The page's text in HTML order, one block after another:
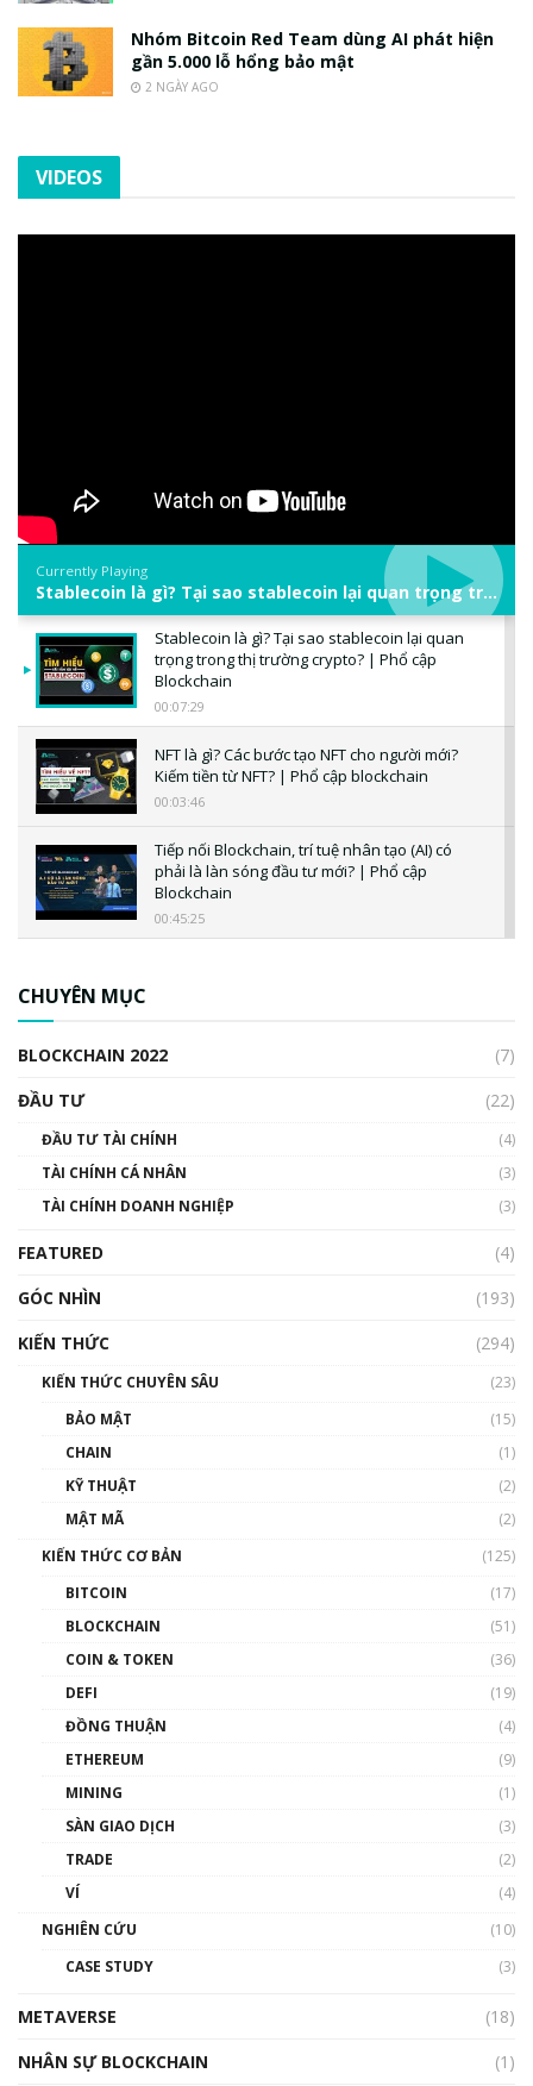
Nhóm Bitcoin Red Team dùng AI phát hiện
gần 5.000 lỗ hổng bảo mật
2 NGÀY AGO
VIDEOS
Currently Playing
Stablecoin là gì? Tại sao stablecoin lại quan trọng trong thị trường crypto? | Phổ cập Blockchain
Stablecoin là gì? Tại sao stablecoin lại quan
trọng trong thị trường crypto? | Phổ cập
Blockchain
00:07:29
NFT là gì? Các bước tạo NFT cho người mới?
Kiếm tiền từ NFT? | Phổ cập blockchain
00:03:46
Tiếp nối Blockchain, trí tuệ nhân tạo (AI) có
phải là làn sóng đầu tư mới? | Phổ cập
Blockchain
00:45:25
00:02:14
Nhìn lại năm 2022: Những sự kiện ảnh hưởng
đến hệ sinh thái tiền mã hoá | Phổ cập
00:43:47
như thể nào?
00:39:31
Phổ cập Blockchain
thống & Crypto qua các cuộc chiến | Phổ cập
01:32:59
CHUYÊN MỤC
BLOCKCHAIN 2022
(7)
ĐẦU TƯ
(22)
ĐẦU TƯ TÀI CHÍNH
(4)
TÀI CHÍNH CÁ NHÂN
(3)
TÀI CHÍNH DOANH NGHIỆP
(3)
FEATURED
(4)
GÓC NHÌN
(193)
KIẾN THỨC
(294)
KIẾN THỨC CHUYÊN SÂU
(23)
BẢO MẬT
(15)
CHAIN
(1)
KỸ THUẬT
(2)
MẬT MÃ
(2)
KIẾN THỨC CƠ BẢN
(125)
BITCOIN
(17)
BLOCKCHAIN
(51)
COIN & TOKEN
(36)
DEFI
(19)
ĐỒNG THUẬN
(4)
ETHEREUM
(9)
MINING
(1)
SÀN GIAO DỊCH
(3)
TRADE
(2)
VÍ
(4)
NGHIÊN CỨU
(10)
CASE STUDY
(3)
METAVERSE
(18)
NHÂN SỰ BLOCKCHAIN
(1)